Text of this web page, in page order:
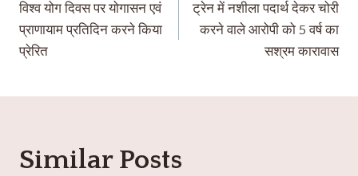
विश्व योग दिवस पर योगासन एवं
प्राणायाम प्रतिदिन करने किया
प्रेरित
ट्रेन में नशीला पदार्थ देकर चोरी
करने वाले आरोपी को 5 वर्ष का
सश्रम कारावास
Similar Posts